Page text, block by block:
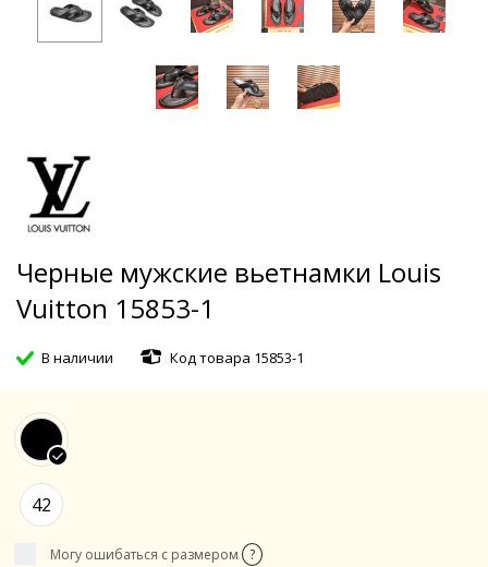
Черные мужские вьетнамки Louis
Vuitton 15853-1
В наличии Код товара 15853-1
42
Могу ошибаться с размером ?